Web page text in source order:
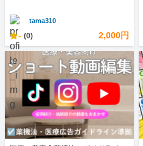
tama310
- (0) 2,000円